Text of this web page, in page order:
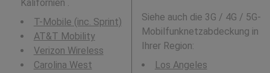
Kalifornien .
T-Mobile (inc. Sprint)
AT&T Mobility
Verizon Wireless
Carolina West
Siehe auch die 3G / 4G / 5G-
Mobilfunknetzabdeckung in
Ihrer Region:
Los Angeles